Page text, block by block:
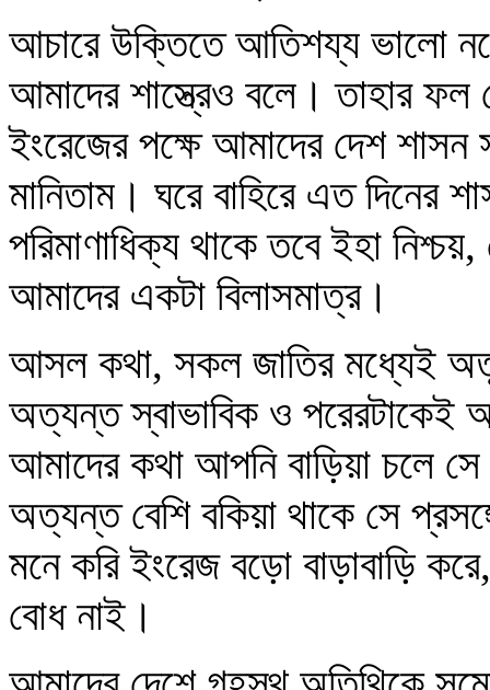
আচারে উক্তিতে আতিশয্য ভালো
আমাদের শাস্ত্রেও বলে। তাহার ফল
ইংরেজের পক্ষে আমাদের দেশ
মানিতাম। ঘরে বাহিরে এত দিনের
পরিমাণাধিক্য থাকে তবে ইহা
আমাদের একটা বিলাসমাত্র।
আসল কথা, সকল জাতির মধ্যেই
অত্যন্ত স্বাভাবিক ও
আমাদের কথা আপনি বাড়িয়া চলে
অত্যন্ত বেশি বকিয়া থাকে সে
মনে করি ইংরেজ বড়ো বাড়াবাড়ি
বোধ নাই।